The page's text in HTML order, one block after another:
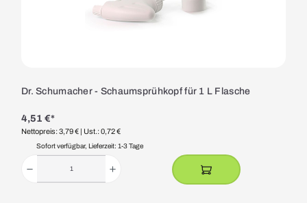
Dr. Schumacher - Schaumsprühkopf für 1 L Flasche
4,51 €*
Nettopreis: 3,79 € | Ust.: 0,72 €
Sofort verfügbar, Lieferzeit: 1-3 Tage